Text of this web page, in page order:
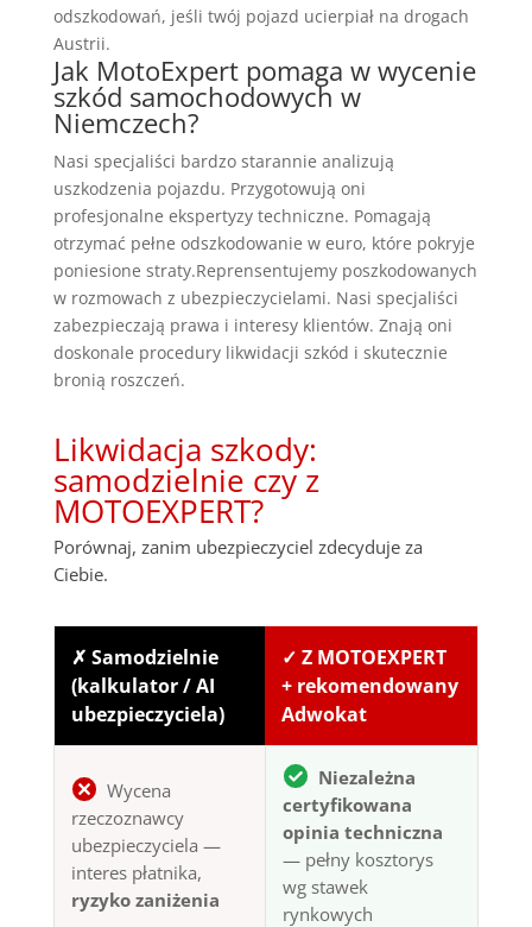
odszkodowań, jeśli twój pojazd ucierpiał na drogach
Austrii.
Jak MotoExpert pomaga w wycenie
szkód samochodowych w
Niemczech?
Nasi specjaliści bardzo starannie analizują
uszkodzenia pojazdu. Przygotowują oni
profesjonalne ekspertyzy techniczne. Pomagają
otrzymać pełne odszkodowanie w euro, które pokryje
poniesione straty.Reprensentujemy poszkodowanych
w rozmowach z ubezpieczycielami. Nasi specjaliści
zabezpieczają prawa i interesy klientów. Znają oni
doskonale procedury likwidacji szkód i skutecznie
bronią roszczeń.
Likwidacja szkody:
samodzielnie czy z
MOTOEXPERT?
Porównaj, zanim ubezpieczyciel zdecyduje za
Ciebie.
✗ Samodzielnie
(kalkulator / AI
ubezpieczyciela)
✓ Z MOTOEXPERT
+ rekomendowany
Adwokat
Wycena
rzeczoznawcy
ubezpieczyciela —
interes płatnika,
ryzyko zaniżenia
Niezależna
certyfikowana
opinia techniczna
— pełny kosztorys
wg stawek
rynkowych